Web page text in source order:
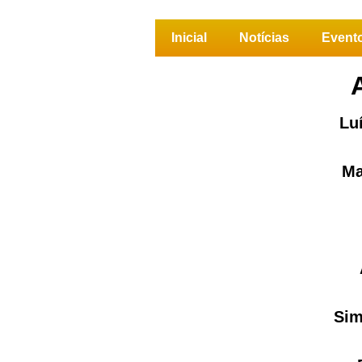
Inicial Notícias